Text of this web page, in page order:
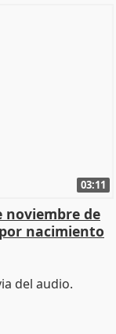
03:11
noviembre de
nacimiento